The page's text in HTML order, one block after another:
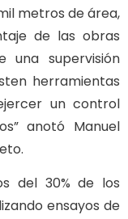
metros de área,
de las obras
supervisión
herramientas
un control
anotó Manuel
del 30% de los
ensayos de